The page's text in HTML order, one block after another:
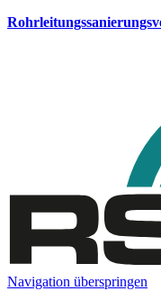
Navigation überspringen